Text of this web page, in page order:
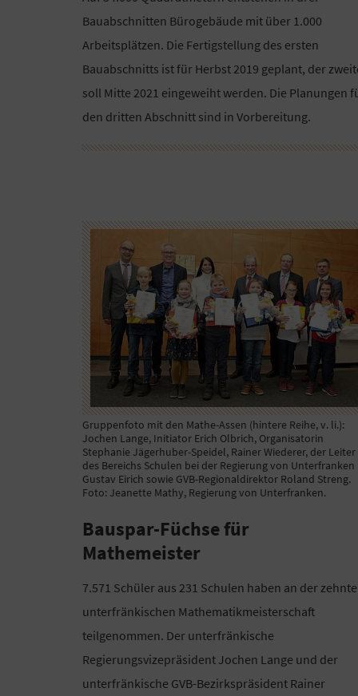
Bauabschnitten Bürogebäude mit über 1.000
Arbeitsplätzen. Die Fertigstellung des ersten
Bauabschnitts ist für Herbst 2019 geplant, der
soll Mitte 2021 eingeweiht werden. Die Planungen
den dritten Abschnitt sind in Vorbereitung.
Gruppenfoto mit den Mathe-Assen (hintere Reihe, v. li.):
Jochen Lange, Initiator Erich Olbrich, Organisatorin
Stephanie Jägerhuber-Speidel, Rainer Wiederer, der Leiter
des Bereichs Schulen bei der Regierung von Unterfranken
Gustav Eirich sowie GVB-Regionaldirektor Roland Streng.
Foto: Jeanette Mathy, Regierung von Unterfranken.
Bauspar-Füchse für
Mathemeister
7.571 Schüler aus 231 Schulen haben an der
unterfränkischen Mathematikmeisterschaft
teilgenommen. Der unterfränkische
Regierungsvizepräsident Jochen Lange und der
unterfränkische GVB-Bezirkspräsident Rainer